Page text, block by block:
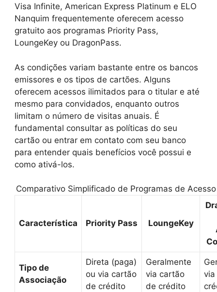
Visa Infinite, American Express Platinum e ELO
Nanquim frequentemente oferecem acesso
gratuito aos programas Priority Pass,
LoungeKey ou DragonPass.
As condições variam bastante entre os bancos
emissores e os tipos de cartões. Alguns
oferecem acessos ilimitados para o titular e até
mesmo para convidados, enquanto outros
limitam o número de visitas anuais. É
fundamental consultar as políticas do seu
cartão ou entrar em contato com seu banco
para entender quais benefícios você possui e
como ativá-los.
Comparativo Simplificado de Programas de
Característica Priority Pass LoungeKey
Tipo de
Associação
Direta (paga)
ou via cartão
de crédito
Geralmente
via cartão
de crédito